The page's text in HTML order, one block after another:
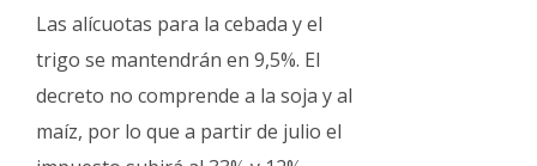
Las alícuotas para la cebada y el
trigo se mantendrán en 9,5%. El
decreto no comprende a la soja y al
maíz, por lo que a partir de julio el